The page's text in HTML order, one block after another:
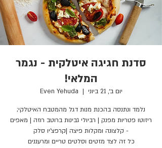
סדנת חגיגה איטלקית - נגמר
המלאי!
יום ב׳, 21 ביוני
  |
Even Yehuda
ריזוטו פטריות מפנק | רביולי גבינות ברוטב רוזה | מאפים